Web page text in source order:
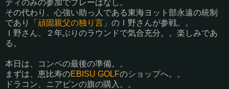
ティのみの参加でプレーはなし。
その代わり、心強い助っ人である東海ヨット部永遠の統制
であり「 頑固親父の独り言 」のＩ野さんが参戦。。
Ｉ野さん、２年ぶりのラウンドで気合充分。。楽しみであ
る。
本日は、コンペの最後の準備。。
まずは、恵比寿のEBISU GOLFのショップへ。。
ドラコン、ニアピンの旗の購入。。